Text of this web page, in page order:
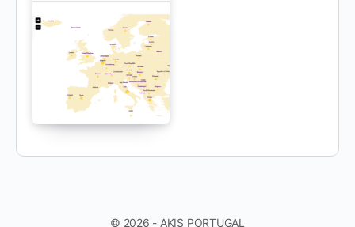
© 2026 - AKIS PORTUGAL